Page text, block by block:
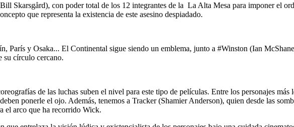
Skarsgård), con poder total de los 12 integrantes de la La Alta Mesa para imponer el
que representa la existencia de este asesino despiadado.
París y Osaka... El Continental sigue siendo un emblema, junto a #Winston (Ian
su círculo cercano.
de las luchas suben el nivel para este tipo de películas. Entre los personajes
ponerle el ojo. Además, tenemos a Tracker (Shamier Anderson), quien desde las
el arco que ha recorrido Wick.